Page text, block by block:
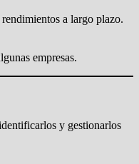
a largo plazo.
empresas.
y gestionarlos